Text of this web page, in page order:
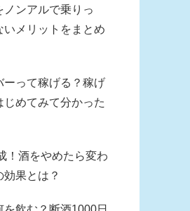
ノンアルで乗りっ
いメリットをまとめ
ーって稼げる？稼げ
じめてみて分かった
！酒をやめたら変わ
効果とは？